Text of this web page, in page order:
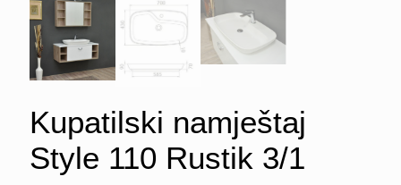
Kupatilski namještaj
Style 110 Rustik 3/1